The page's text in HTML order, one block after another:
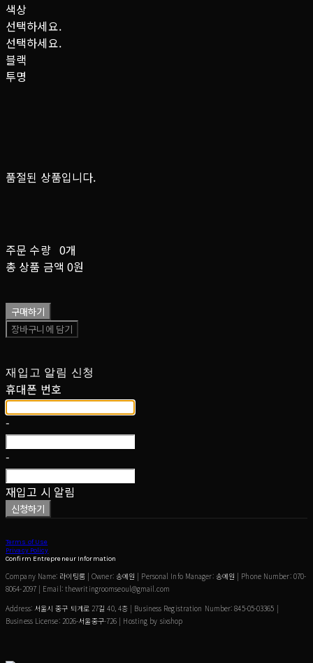
색상
선택하세요.
선택하세요.
블랙
투명
품절된 상품입니다.
주문 수량 0개
총 상품 금액 0원
구매하기
장바구니에 담기
재입고 알림 신청
휴대폰 번호
-
-
재입고 시 알림
신청하기
Terms of Use
Privacy Policy
Confirm Entrepreneur Information
Company Name: 라이팅룸 | Owner: 송예원 | Personal Info Manager: 송예원 | Phone Number: 070-
8064-2097 | Email: thewritingroomseoul@gmail.com
Address: 서울시 중구 퇴계로 27길 40, 4층 | Business Registration Number:845-05-03365 |
Business License: 2026-서울중구-726 | Hosting by sixshop